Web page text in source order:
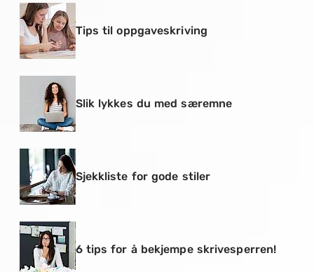
Tips til oppgaveskriving
Slik lykkes du med særemne
Sjekkliste for gode stiler
6 tips for å bekjempe skrivesperren!